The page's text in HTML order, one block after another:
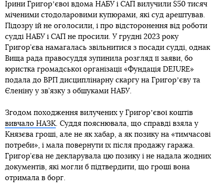
Ірини Григорʼєвої вдома НАБУ і САП вилучили $50 тисяч
міченими стодоларовими купюрами, які суд арештував.
Підозру їй не оголосили, і про відсторонення від роботи
судді НАБУ і САП не просили. У грудні 2023 року
Григор’єва намагалась звільнитися з посади судді, однак
Вища рада правосуддя зупинила розгляд її заяви, бо
юристка громадської організації «Фундація DEJURE»
подала до ВРП дисциплінарну скаргу на Григорʼєву та
Єленіну у зв’язку з обшуками НАБУ.
Згодом походження вилучених у Григорʼєвої коштів
вивчало НАЗК. Суддя пояснювала, що справді взяла у
Князєва гроші, але не як хабар, а як позику на «тимчасові
потреби», і мала повернути їх після продажу гаража.
Григор’єва не декларувала цю позику і не надала жодних
документів, які могли б підтвердити, що гроші вона
отримала в борг.